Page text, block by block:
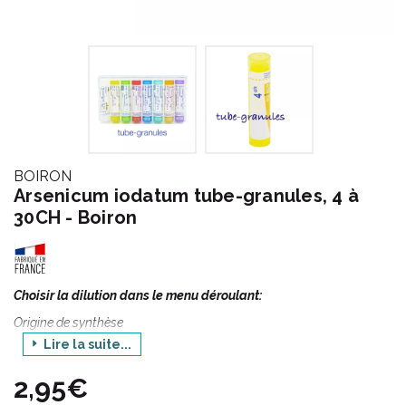
BOIRON
Arsenicum iodatum tube-granules, 4 à
30CH - Boiron
Choisir la dilution dans le menu déroulant:
Origine de synthèse
ARSENICUM IODATUM médicament homéopathique est préparé
ARSENICUM IODATUM est un médicament homéopathique
Lire la suite...
2,95€